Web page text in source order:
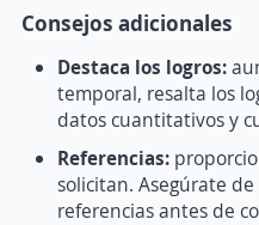
Consejos adicionales
Destaca los logros:
temporal, resalta los
datos cuantitativos y
Referencias:
solicitan. Asegúrate
referencias antes de